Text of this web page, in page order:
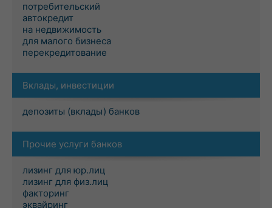
потребительский
автокредит
на недвижимость
для малого бизнеса
перекредитование
Вклады, инвестиции
депозиты (вклады) банков
Прочие услуги банков
лизинг для юр.лиц
лизинг для физ.лиц
факторинг
эквайринг